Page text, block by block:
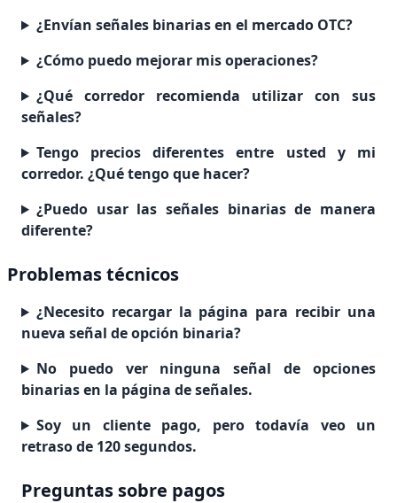
¿Envían señales binarias en el mercado OTC?
¿Cómo puedo mejorar mis operaciones?
¿Qué corredor recomienda utilizar con sus
señales?
Tengo precios diferentes entre usted y mi
corredor. ¿Qué tengo que hacer?
¿Puedo usar las señales binarias de manera
diferente?
Problemas técnicos
¿Necesito recargar la página para recibir una
nueva señal de opción binaria?
No puedo ver ninguna señal de opciones
binarias en la página de señales.
Soy un cliente pago, pero todavía veo un
retraso de 120 segundos.
Preguntas sobre pagos